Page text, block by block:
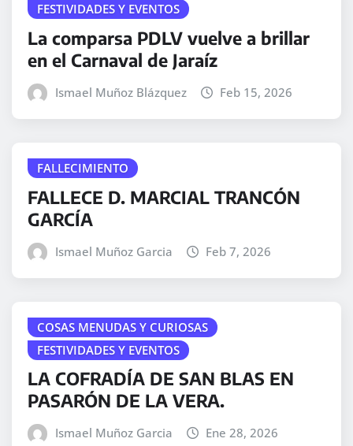
FESTIVIDADES Y EVENTOS
La comparsa PDLV vuelve a brillar
en el Carnaval de Jaraíz
Ismael Muñoz Blázquez Feb 15, 2026
FALLECIMIENTO
FALLECE D. MARCIAL TRANCÓN
GARCÍA
Ismael Muñoz Garcia Feb 7, 2026
COSAS MENUDAS Y CURIOSAS
FESTIVIDADES Y EVENTOS
LA COFRADÍA DE SAN BLAS EN
PASARÓN DE LA VERA.
Ismael Muñoz Garcia Ene 28, 2026